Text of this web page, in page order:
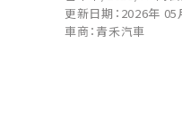
更新日期：2026年 05
車商：青禾汽車